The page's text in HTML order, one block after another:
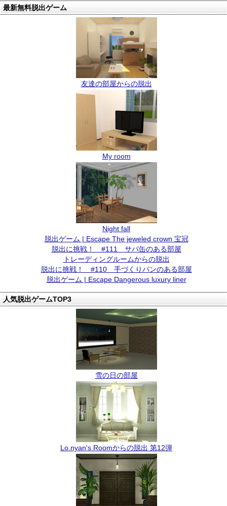
最新無料脱出ゲーム
友達の部屋からの脱出
My room
Night fall
脱出ゲーム | Escape The jeweled crown 宝冠
脱出に挑戦！ #111 サバ缶のある部屋
トレーディングルームからの脱出
脱出に挑戦！ #110 手づくりパンのある部屋
脱出ゲーム | Escape Dangerous luxury liner
人気脱出ゲームTOP3
雪の日の部屋
Lo.nyan's Roomからの脱出 第12弾